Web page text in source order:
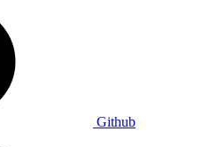
Github